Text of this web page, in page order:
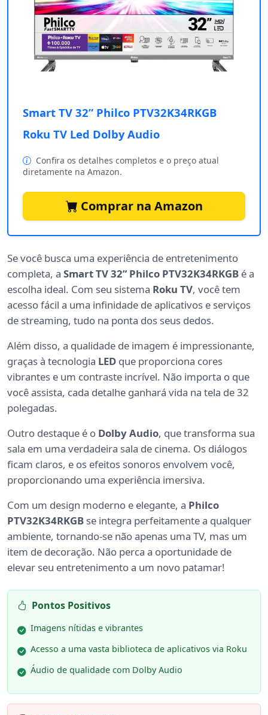
Smart TV 32” Philco PTV32K34RKGB
Roku TV Led Dolby Audio
Confira os detalhes completos e o preço atual
diretamente na Amazon.
Comprar na Amazon
Se você busca uma experiência de entretenimento
completa, a Smart TV 32” Philco PTV32K34RKGB é a
escolha ideal. Com seu sistema Roku TV, você tem
acesso fácil a uma infinidade de aplicativos e serviços
de streaming, tudo na ponta dos seus dedos.
Além disso, a qualidade de imagem é impressionante,
graças à tecnologia LED que proporciona cores
vibrantes e um contraste incrível. Não importa o que
você assista, cada detalhe ganhará vida na tela de 32
polegadas.
Outro destaque é o Dolby Audio, que transforma sua
sala em uma verdadeira sala de cinema. Os diálogos
ficam claros, e os efeitos sonoros envolvem você,
proporcionando uma experiência imersiva.
Com um design moderno e elegante, a Philco
PTV32K34RKGB se integra perfeitamente a qualquer
ambiente, tornando-se não apenas uma TV, mas um
item de decoração. Não perca a oportunidade de
elevar seu entretenimento a um novo patamar!
Pontos Positivos
Imagens nítidas e vibrantes
Acesso a uma vasta biblioteca de aplicativos via Roku
Áudio de qualidade com Dolby Audio